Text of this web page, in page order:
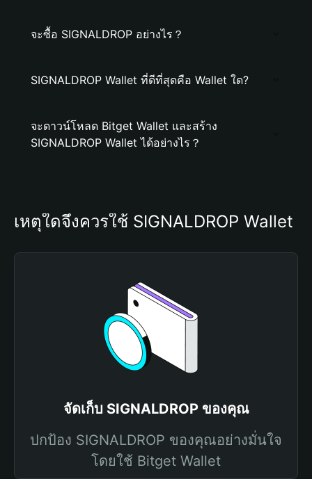
จะซื้อ SIGNALDROP อย่างไร？
SIGNALDROP Wallet ที่ดีที่สุดคือ Wallet ใด?
จะดาวน์โหลด Bitget Wallet และสร้าง
SIGNALDROP Wallet ได้อย่างไร？
เหตุใดจึงควรใช้ SIGNALDROP Wallet
จัดเก็บ SIGNALDROP ของคุณ
ปกป้อง SIGNALDROP ของคุณอย่างมั่นใจ
โดยใช้ Bitget Wallet